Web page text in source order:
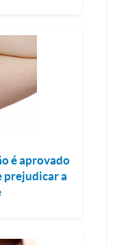
é aprovado
prejudicar a